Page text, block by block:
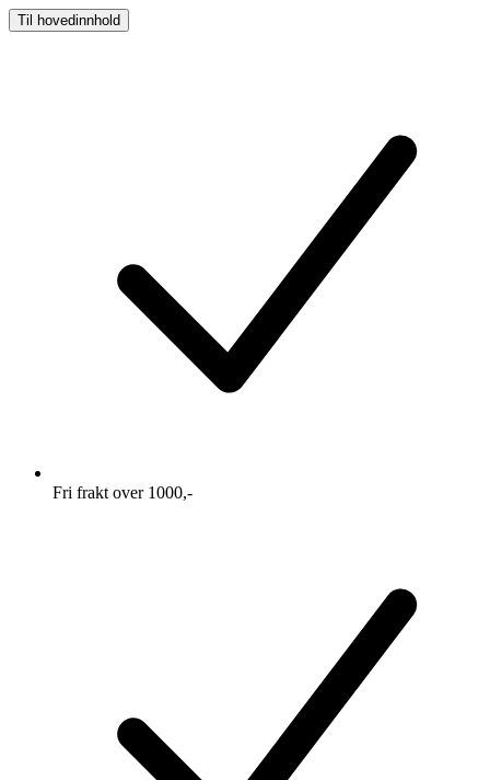
Til hovedinnhold
Fri frakt over 1000,-